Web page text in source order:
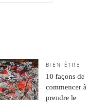
BIEN ÊTRE
10 façons de
commencer à
prendre le